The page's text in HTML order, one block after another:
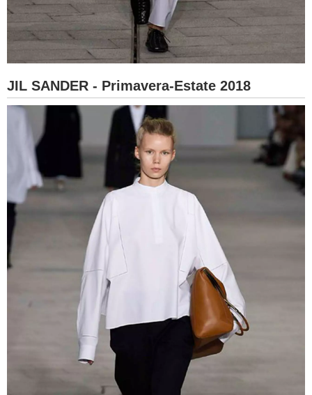
JIL SANDER - Primavera-Estate 2018